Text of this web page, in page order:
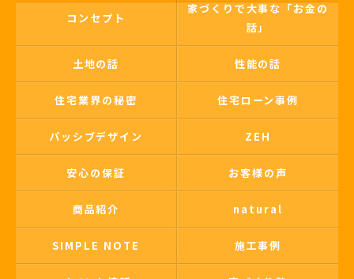
コンセプト
家づくりで大事な「お金の
話」
土地の話 性能の話
住宅業界の秘密 住宅ローン事例
パッシブデザイン ZEH
安心の保証 お客様の声
商品紹介 natural
SIMPLE NOTE 施工事例